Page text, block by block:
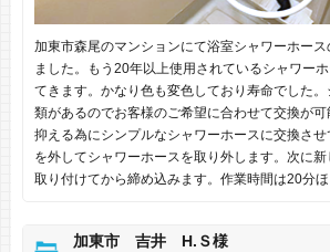
加東市森尾のマンションにて浴室シャワーホー
ました。もう20年以上使用されているシャワー
てきます。かなり色も変色しており寿命でした
類があるのでお客様のご希望に合わせて交換が
抑える為にシンプルなシャワーホースに交換させ
を外してシャワーホースを取り外します。次に
取り付けてから締め込みます。作業時間は20分ほ
加東市 吉井 H.Ｓ様